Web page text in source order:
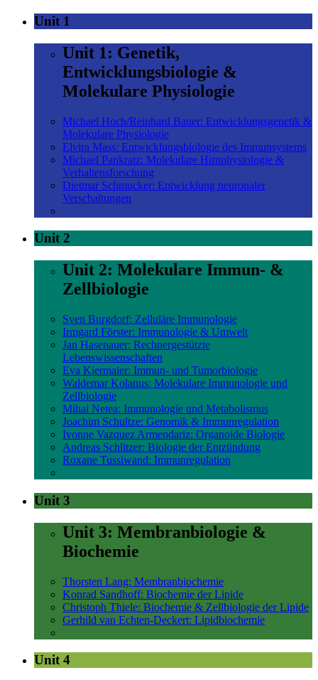
Unit 1
Unit 1: Genetik,
Entwicklungsbiologie &
Molekulare Physiologie
Michael Hoch/Reinhard Bauer: Entwicklungsgenetik &
Molekulare Physiologie
Elvira Mass: Entwicklungsbiologie des Immunsystems
Michael Pankratz: Molekulare Hirnphysiologie &
Verhaltensforschung
Dietmar Schmucker: Entwicklung neuronaler
Verschaltungen
Unit 2
Unit 2: Molekulare Immun- &
Zellbiologie
Sven Burgdorf: Zelluläre Immunologie
Irmgard Förster: Immunologie & Umwelt
Jan Hasenauer: Rechnergestützte
Lebenswissenschaften
Eva Kiermaier: Immun- und Tumorbiologie
Waldemar Kolanus: Molekulare Immunologie und
Zellbiologie
Mihai Netea: Immunologie und Metabolismus
Joachim Schultze: Genomik & Immunregulation
Ivonne Vazquez Armendariz: Organoide Biologie
Andreas Schlitzer: Biologie der Entzündung
Roxane Tussiwand: Immunregulation
Unit 3
Unit 3: Membranbiologie &
Biochemie
Thorsten Lang: Membranbiochemie
Konrad Sandhoff: Biochemie der Lipide
Christoph Thiele: Biochemie & Zellbiologie der Lipide
Gerhild van Echten-Deckert: Lipidbiochemie
Unit 4